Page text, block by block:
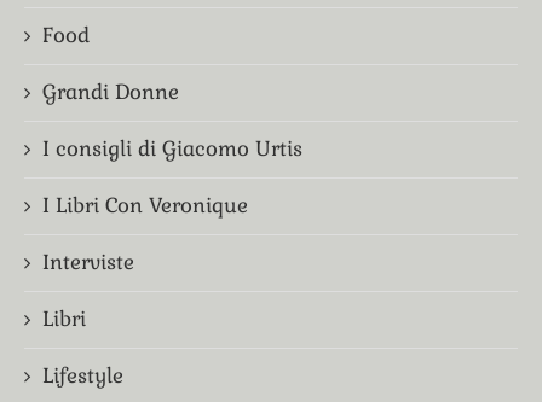
Food
Grandi Donne
I consigli di Giacomo Urtis
I Libri Con Veronique
Interviste
Libri
Lifestyle